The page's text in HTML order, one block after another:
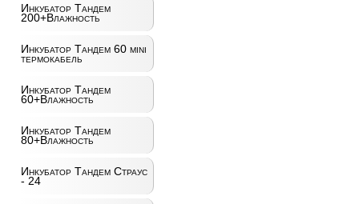
Инкубатор Тандем
200+Влажность
Инкубатор Тандем 60 mini
термокабель
Инкубатор Тандем
60+Влажность
Инкубатор Тандем
80+Влажность
Инкубатор Тандем Страус
- 24